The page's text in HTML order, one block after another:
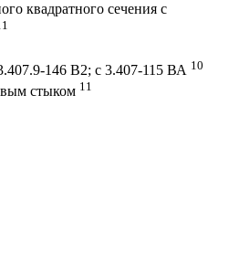
квадратного сечения с
146 В2; с 3.407-115 ВА 10
стыком 11